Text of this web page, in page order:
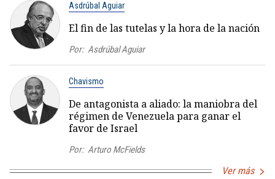
Asdrúbal Aguiar
El fin de las tutelas y la hora de la nación
Por: Asdrúbal Aguiar
Chavismo
De antagonista a aliado: la maniobra del
régimen de Venezuela para ganar el
favor de Israel
Por: Arturo McFields
Ver más